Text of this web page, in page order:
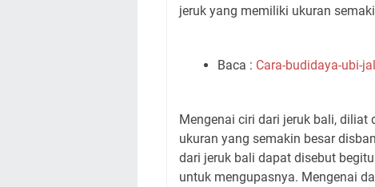
jeruk yang memiliki ukuran
Baca : Cara-budidaya-ubi-
Mengenai ciri dari jeruk bali,
ukuran yang semakin besar
dari jeruk bali dapat disebut
untuk mengupasnya. Mengenai